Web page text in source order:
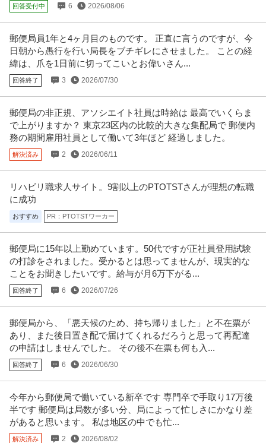
労務・給与 ／ 「障碍者採用枠」HR Operations Support
シスコシステムズ合同会社
新着 産休・育休実績あり 年間休日120日以上 残業月20時間以内
年収300万円〜600万円
【職種】人事＞労務・給与 【業種】IT・インターネット＞ソフトウエア ※会
員属性などに応じ、当該求 …続きを見る
障がい者雇用管理者
株式会社タイミー
新着 正社員 交通費支給 昇給あり 特別休暇
年収420万円〜600万円
障がい者コーチングスタッフ ※業務整理やサポートが得意な方歓迎！ 株式会
障がい者雇用コンサルタント営業／障がい者雇用コンサルタン
ト・営業／未経験OK！社会的需要＆貢献性の高いお仕事
株式会社綜合キャリアトラスト
正社員 未経験OK 土日休み 厚生年金加入
年収370万円
障がい者雇用について課題をお持ちの企業様に対して、課題を解決するため
の提案から運用までを行います。
法人営業 ／ 人材紹介部門 営業リーダー候補／次世代の組織を築
き／企業の未来と個人の可能性を広げる
株式会社イフ
障がい者採用
年収500万円〜800万円
【職種】営業＞法人営業 【業種】サービス＞人材紹介・人材派遣 ※会員属性
提供：ビズリーチ
この条件の求人をもっと見る
回答受付中 6 2026/08/06
郵便局員1年と4ヶ月目のものです。 正直に言うのですが、今
日朝から愚行を行い局長をブチギレにさせました。 ことの経
緯は、爪を1日前に切ってこいとお偉いさん...
回答終了 3 2026/07/30
郵便局の非正規、アソシエイト社員は時給は 最高でいくらま
で上がりますか？ 東京23区内の比較的大きな集配局で 郵便内
務の期間雇用社員として働いて3年ほど 経過しました。
解決済み 2 2026/06/11
リハビリ職求人サイト。9割以上のPTOTSTさんが理想の転職
に成功
おすすめ PR：PTOTSTワーカー
郵便局に15年以上勤めています。50代ですが正社員登用試験
の打診をされました。受かるとは思ってませんが、現実的な
ことをお聞きしたいです。給与が月6万下がる...
回答終了 6 2026/07/26
郵便局から、「悪天候のため、持ち帰りました」と不在票が
あり、また後日置き配で届けてくれるだろうと思って再配達
の申請はしませんでした。 その後不在票も何も入...
回答終了 6 2026/06/30
今年から郵便局で働いている新卒です 専門卒で手取り17万後
半です 郵便局は局数が多い分、局によって忙しさにかなり差
があると思います。 私は地区の中でも忙...
解決済み 2 2026/08/02